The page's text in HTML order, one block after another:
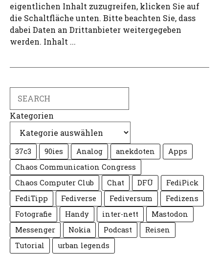
eigentlichen Inhalt zuzugreifen, klicken Sie auf
die Schaltfläche unten. Bitte beachten Sie, dass
dabei Daten an Drittanbieter weitergegeben
werden. Inhalt ...
Kategorien
37c3 90ies Analog anekdoten
Apps
Chaos Communication Congress
Chaos Computer Club
Chat DFÜ
FediPick
FediTipp
Fediverse Fediversum
Fedizens
Fotografie
Handy inter-nett
Mastodon
Messenger
Nokia Podcast
Reisen
Tutorial
urban legends